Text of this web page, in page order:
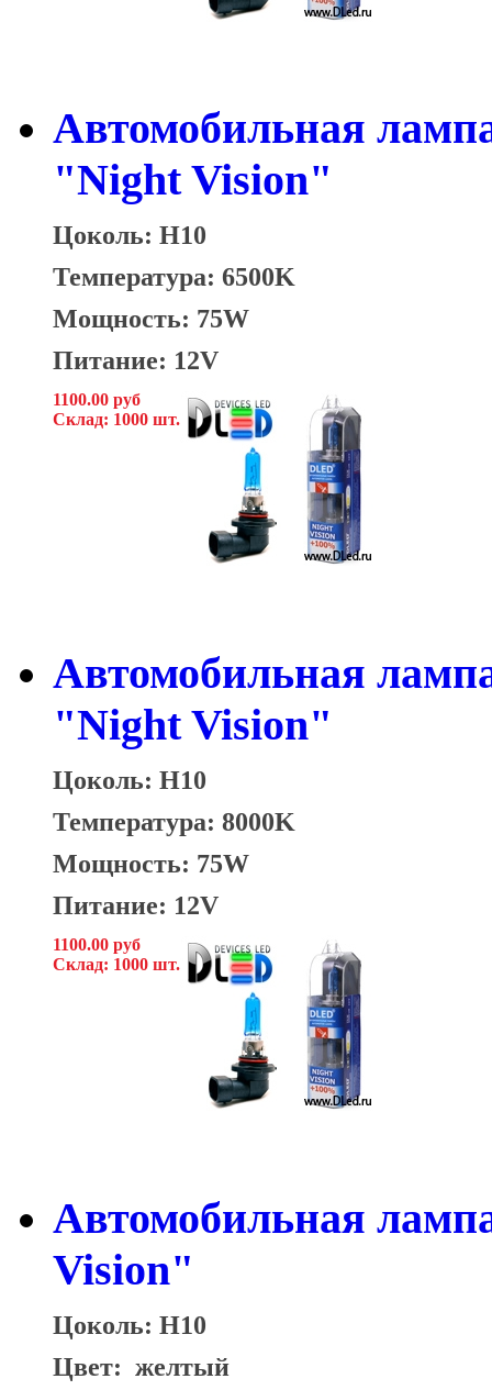
Автомобильная
"Night Vision"
Цоколь: H10
Температура: 6500K
Мощность: 75W
Питание: 12V
1100.00 руб
Склад: 1000 шт.
Автомобильная
"Night Vision"
Цоколь: H10
Температура: 8000K
Мощность: 75W
Питание: 12V
1100.00 руб
Склад: 1000 шт.
Автомобильная
Vision"
Цоколь: H10
Цвет: желтый